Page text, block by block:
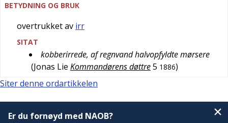
BETYDNING OG BRUK
overtrukket av irr
SITAT
kobberirrede, af regnvand halvopfyldte mørsere
(Jonas Lie Kommandørens døttre5 1886)
Siter denne ordartikkelen
Er du fornøyd med NAOB?